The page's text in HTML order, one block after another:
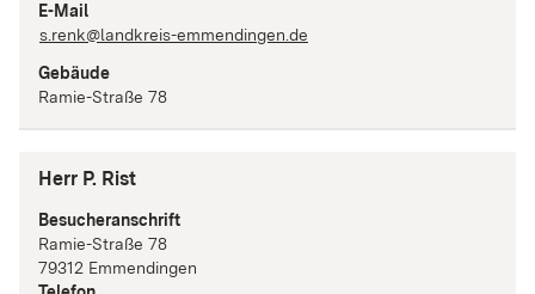
E-Mail
s.renk@landkreis-emmendingen.de
Gebäude
Ramie-Straße 78
Herr P. Rist
Besucheranschrift
Ramie-Straße 78
79312 Emmendingen